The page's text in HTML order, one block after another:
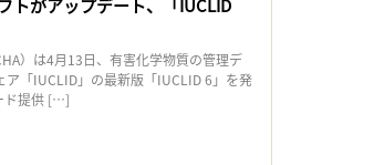
トがアップデート、「IUCLID
）は4月13日、有害化学物質の管理デ
「IUCLID」の最新版「IUCLID 6」を発
ド提供 […]